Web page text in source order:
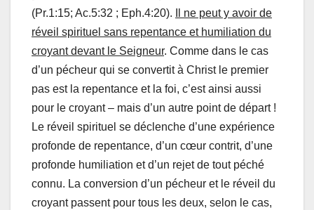
(Pr.1:15; Ac.5:32 ; Eph.4:20).
Il ne peut y avoir de
réveil spirituel sans repentance et humiliation du
croyant devant le Seigneur. Comme dans le cas
d’un pécheur qui se convertit à Christ le premier
pas est la repentance et la foi, c’est ainsi aussi
pour le croyant – mais d’un autre point de départ !
Le réveil spirituel se déclenche d’une expérience
profonde de repentance, d’un cœur contrit, d’une
profonde humiliation et d’un rejet de tout péché
connu. La conversion d’un pécheur et le réveil du
croyant passent pour tous les deux, selon le cas,